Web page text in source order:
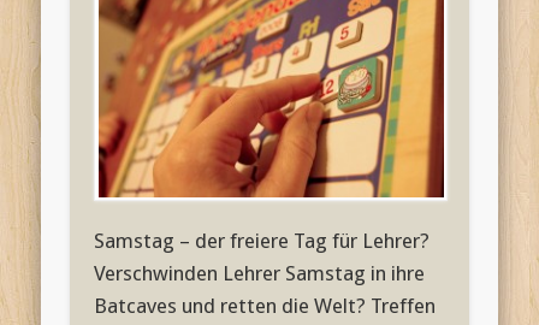
Samstag – der freiere Tag für Lehrer?
Verschwinden Lehrer Samstag in ihre
Batcaves und retten die Welt? Treffen